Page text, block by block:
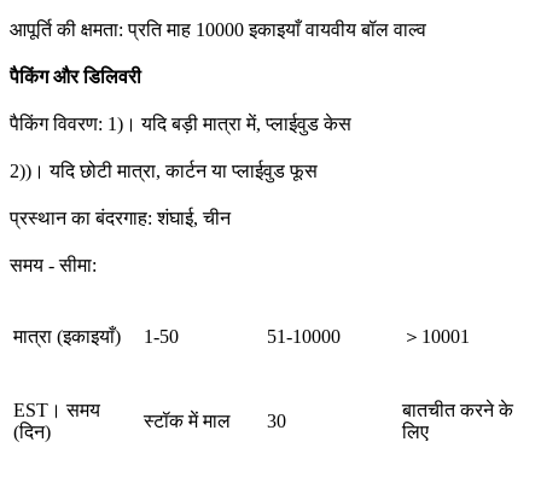
आपूर्ति की क्षमता: प्रति माह 10000 इकाइयाँ वायवीय बॉल वाल्व
पैकिंग और डिलिवरी
पैकिंग विवरण: 1)। यदि बड़ी मात्रा में, प्लाईवुड केस
2))। यदि छोटी मात्रा, कार्टन या प्लाईवुड फूस
प्रस्थान का बंदरगाह: शंघाई, चीन
समय - सीमा:
मात्रा (इकाइयाँ) 1-50 51-10000 ＞10001
EST। समय
(दिन)
स्टॉक में माल 30
बातचीत करने के
लिए